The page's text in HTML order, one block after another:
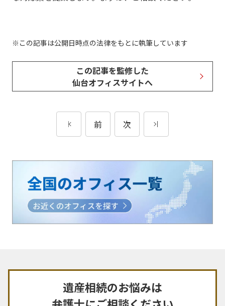
この記事は公開日時点の法律をもとに執筆しています
この記事を監修した
仙台オフィスサイトへ
前 次
遺産相続のお悩みは